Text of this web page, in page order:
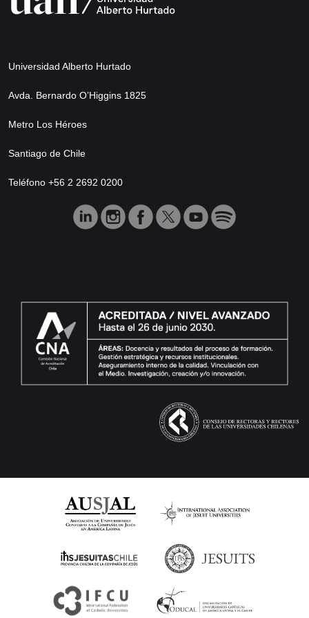
Universidad Alberto Hurtado
Avda. Bernardo O’Higgins 1825
Metro Los Héroes
Santiago de Chile
Teléfono +56 2 2692 0200